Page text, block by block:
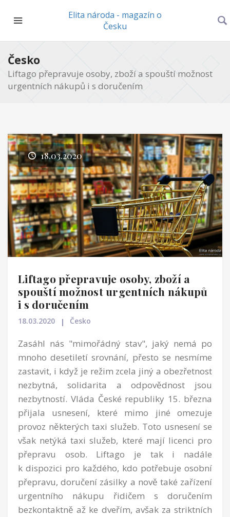
Elita národa - magazín o
Česku
Česko
Liftago přepravuje osoby, zboží a spouští možnost
urgentních nákupů i s doručením
18.03.2020
Liftago přepravuje osoby, zboží a
spouští možnost urgentních nákupů
i s doručením
18.03.2020 Česko
Zasáhl nás "mimořádný stav", jaký nemá po
mnoho desetiletí srovnání, přesto se nesmíme
zastavit, i když je režim zcela jiný a obezřetnost
nezbytná, solidarita a odpovědnost jsou
nezbytností. Vláda České republiky 15. března
přijala usnesení, které mimo jiné omezuje
provoz některých taxi služeb. Toto usnesení se
však netýká taxi služeb, které mají licenci pro
přepravu osob. Liftago je tak i nadále
k dispozici pro každého, kdo potřebuje osobní
přepravu, doručení zásilky a nově také zařízení
urgentního nákupu řidičem s doručením
bezkontaktně až ke dveřím, avšak za striktních